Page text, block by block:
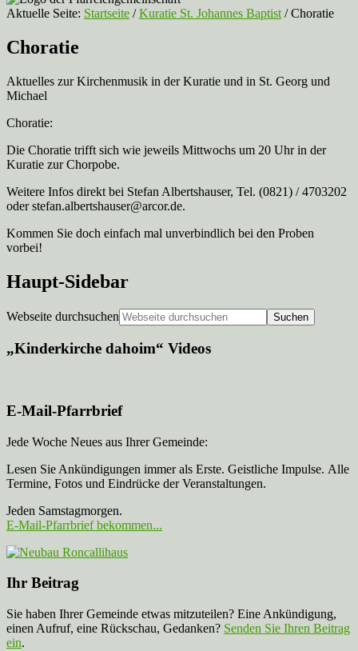
Aktuelle Seite: Startseite / Kuratie St. Johannes Baptist /Choratie
Choratie
Aktuelles zur Kirchenmusik in der Kuratie und in St. Georg und
Michael
Choratie:
Die Choratie trifft sich wie jeweils Mittwochs um 20 Uhr in der
Kuratie zur Chorpobe.
Weitere Infos direkt bei Stefan Albertshauser, Tel. (0821) / 4703202
oder stefan.albertshauser@arcor.de.
Kommen Sie doch einfach mal unverbindlich bei den Proben
vorbei!
Haupt-Sidebar
Webseite durchsuchen
„Kinderkirche dahoim“ Videos
E-Mail-Pfarrbrief
Jede Woche Neues aus Ihrer Gemeinde:
Lesen Sie Ankündigungen immer als Erste. Geistliche Impulse. Alle
Termine, Fotos und Eindrücke der Veranstaltungen.
Jeden Samstagmorgen.
E-Mail-Pfarrbrief bekommen...
Ihr Beitrag
Sie haben Ihrer Gemeinde etwas mitzuteilen? Eine Ankündigung,
einen Aufruf, eine Rückschau, Gedanken? Senden Sie Ihren Beitrag
ein.